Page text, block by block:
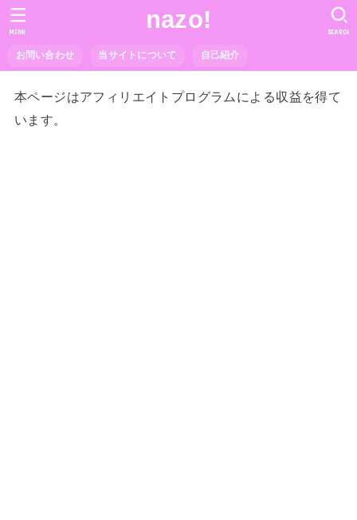
nazo!
お問い合わせ 当サイトについて 自己紹介
SEARCH
MENU
本ページはアフィリエイトプログラムによる収益を得て
います。